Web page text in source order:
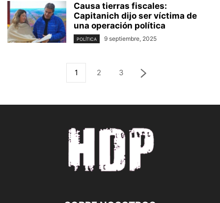
Causa tierras fiscales:
Capitanich dijo ser víctima de
una operación política
POLÍTICA 9 septiembre, 2025
1 2 3